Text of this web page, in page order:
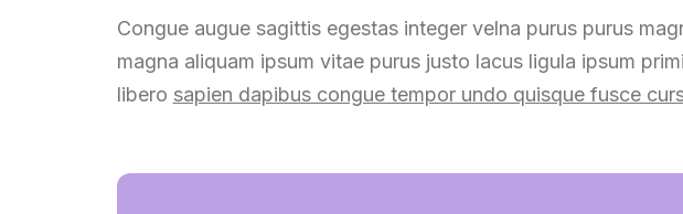
Congue augue sagittis egestas integer velna purus purus
magna aliquam ipsum vitae purus justo lacus ligula ipsum
libero sapien dapibus congue tempor undo quisque fusce